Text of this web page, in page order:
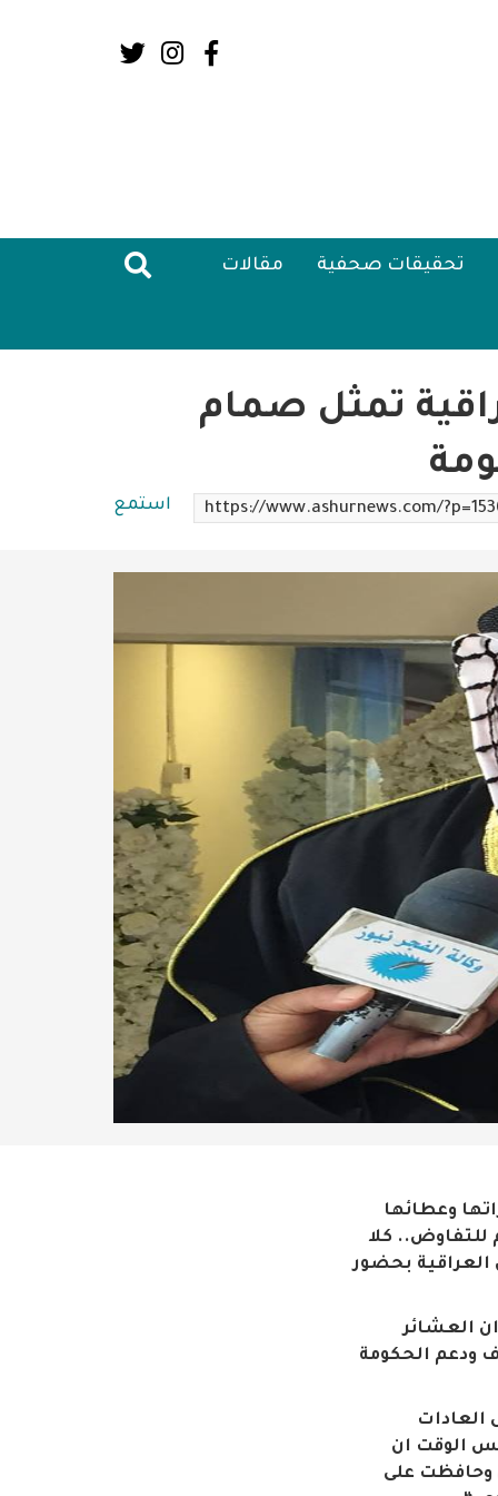
Social
تحقيقات صحفية مقالات
تمثل صمام
استمع https://www.ashurnews.com/
وعطائها
كلا
العراقية بحضور
العشائر
ودعم الحكومة
العادات
الوقت ان
وحافظت على